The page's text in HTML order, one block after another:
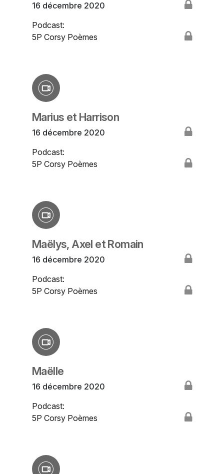
16 décembre 2020
Podcast:
5P Corsy Poèmes
Marius et Harrison
16 décembre 2020
Podcast:
5P Corsy Poèmes
Maëlys, Axel et Romain
16 décembre 2020
Podcast:
5P Corsy Poèmes
Maëlle
16 décembre 2020
Podcast:
5P Corsy Poèmes